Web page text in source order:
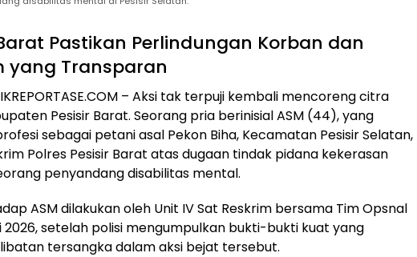
Pastikan Perlindungan Korban dan
yang Transparan
– Aksi tak terpuji kembali mencoreng citra
Pesisir Barat. Seorang pria berinisial ASM (44), yang
sebagai petani asal Pekon Biha, Kecamatan Pesisir Selatan,
Polres Pesisir Barat atas dugaan tindak pidana kekerasan
penyandang disabilitas mental.
ASM dilakukan oleh Unit IV Sat Reskrim bersama Tim Opsnal
2026, setelah polisi mengumpulkan bukti-bukti kuat yang
tersangka dalam aksi bejat tersebut.